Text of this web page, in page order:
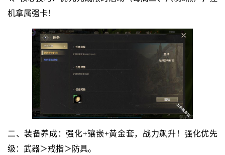
机拿属强卡！
二、装备养成：强化+镶嵌+黄金套，战力飙升！强化优先
级：武器＞戒指＞防具。